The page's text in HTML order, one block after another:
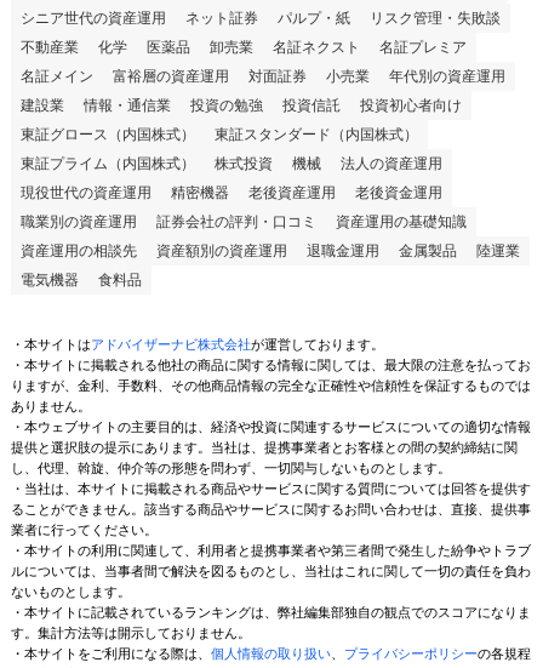
シニア世代の資産運用
ネット証券 パルプ・紙
リスク管理・失敗談
不動産業
化学 医薬品 卸売業 名証ネクスト
名証プレミア
名証メイン
富裕層の資産運用 対面証券 小売業
年代別の資産運用
建設業
情報・通信業 投資の勉強 投資信託
投資初心者向け
東証グロース（内国株式）
東証スタンダード（内国株式）
東証プライム（内国株式）
株式投資 機械
法人の資産運用
現役世代の資産運用
精密機器 老後資産運用
老後資金運用
職業別の資産運用
証券会社の評判・口コミ
資産運用の基礎知識
資産運用の相談先
資産額別の資産運用 退職金運用 金属製品
陸運業
電気機器
食料品
・本サイトはアドバイザーナビ株式会社が運営しております。
・本サイトに掲載される他社の商品に関する情報に関しては、最大限の注意を払ってお
りますが、金利、手数料、その他商品情報の完全な正確性や信頼性を保証するものでは
ありません。
・本ウェブサイトの主要目的は、経済や投資に関連するサービスについての適切な情報
提供と選択肢の提示にあります。当社は、提携事業者とお客様との間の契約締結に関
し、代理、斡旋、仲介等の形態を問わず、一切関与しないものとします。
・当社は、本サイトに掲載される商品やサービスに関する質問については回答を提供す
ることができません。該当する商品やサービスに関するお問い合わせは、直接、提供事
業者に行ってください。
・本サイトの利用に関連して、利用者と提携事業者や第三者間で発生した紛争やトラブ
ルについては、当事者間で解決を図るものとし、当社はこれに関して一切の責任を負わ
ないものとします。
・本サイトに記載されているランキングは、弊社編集部独自の観点でのスコアになりま
す。集計方法等は開示しておりません。
・本サイトをご利用になる際は、 個人情報の取り扱い、 プライバシーポリシーの各規程